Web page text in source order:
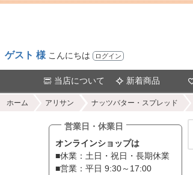
ゲスト 様 こんにちは ログイン
当店について 新着商品
ホーム アリサン ナッツバター・スプレッド
営業日・休業日
オンラインショップは
■休業：土日・祝日・長期休業
■営業：平日 9:30～17:00